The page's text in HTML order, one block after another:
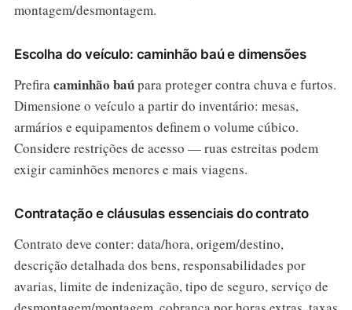
montagem/desmontagem.
Escolha do veículo: caminhão baú e dimensões
Prefiracaminhão baúpara proteger contra chuva e furtos.
Dimensione o veículo a partir do inventário: mesas,
armários e equipamentos definem o volume cúbico.
Considere restrições de acesso — ruas estreitas podem
exigir caminhões menores e mais viagens.
Contratação e cláusulas essenciais do contrato
Contrato deve conter: data/hora, origem/destino,
descrição detalhada dos bens, responsabilidades por
avarias, limite de indenização, tipo de seguro, serviço de